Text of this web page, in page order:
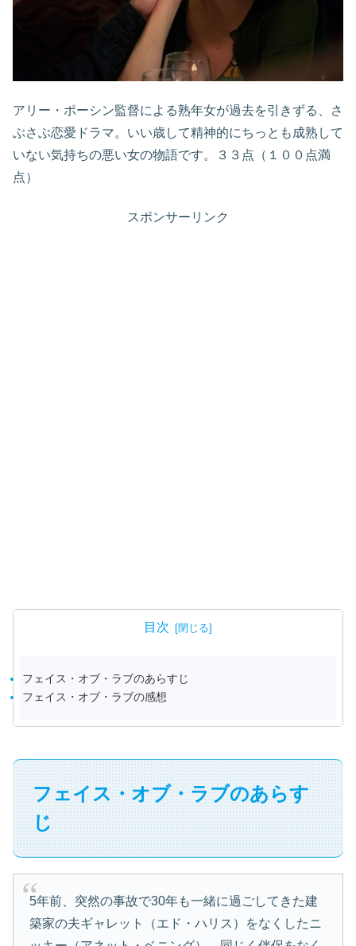
アリー・ポーシン監督による熟年女が過去を引きずる、さ
ぶさぶ恋愛ドラマ。いい歳して精神的にちっとも成熟して
いない気持ちの悪い女の物語です。３３点（１００点満
点）
スポンサーリンク
目次
フェイス・オブ・ラブのあらすじ
フェイス・オブ・ラブの感想
フェイス・オブ・ラブのあらす
じ
5年前、突然の事故で30年も一緒に過ごしてきた建
築家の夫ギャレット（エド・ハリス）をなくしたニ